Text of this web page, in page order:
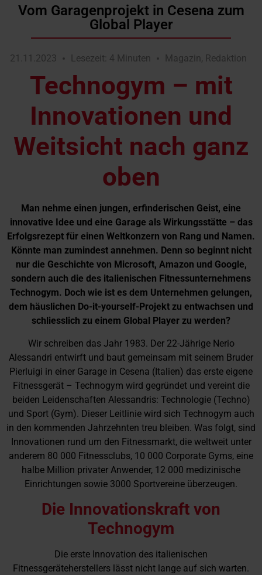
Vom Garagenprojekt in Cesena zum
Global Player
21.11.2023 Lesezeit: 4 Minuten Magazin, Redaktion
Technogym – mit
Innovationen und
Weitsicht nach ganz
oben
Man nehme einen jungen, erfinderischen Geist, eine
innovative Idee und eine Garage als Wirkungsstätte – das
Erfolgsrezept für einen Weltkonzern von Rang und Namen.
Könnte man zumindest annehmen. Denn so beginnt nicht
nur die Geschichte von Microsoft, Amazon und Google,
sondern auch die des italienischen Fitnessunternehmens
Technogym. Doch wie ist es dem Unternehmen gelungen,
dem häuslichen Do-it-yourself-Projekt zu entwachsen und
schliesslich zu einem Global Player zu werden?
Wir schreiben das Jahr 1983. Der 22-Jährige Nerio
Alessandri entwirft und baut gemeinsam mit seinem Bruder
Pierluigi in einer Garage in Cesena (Italien) das erste eigene
Fitnessgerät – Technogym wird gegründet und vereint die
beiden Leidenschaften Alessandris: Technologie (Techno)
und Sport (Gym). Dieser Leitlinie wird sich Technogym auch
in den kommenden Jahrzehnten treu bleiben. Was folgt, sind
Innovationen rund um den Fitnessmarkt, die weltweit unter
anderem 80 000 Fitnessclubs, 10 000 Corporate Gyms, eine
halbe Million privater Anwender, 12 000 medizinische
Einrichtungen sowie 3000 Sportvereine überzeugen.
Die Innovationskraft von
Technogym
Die erste Innovation des italienischen
Fitnessgeräteherstellers lässt nicht lange auf sich warten.